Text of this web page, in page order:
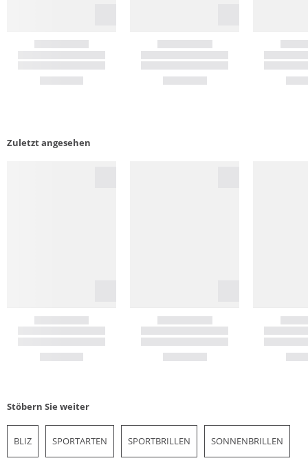
Zuletzt angesehen
Stöbern Sie weiter
BLIZ SPORTARTEN SPORTBRILLEN SONNENBRILLEN